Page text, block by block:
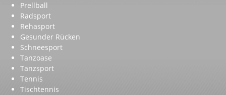
Prellball
Radsport
Rehasport
Gesunder Rücken
Schneesport
Tanzoase
Tanzsport
Tennis
Tischtennis